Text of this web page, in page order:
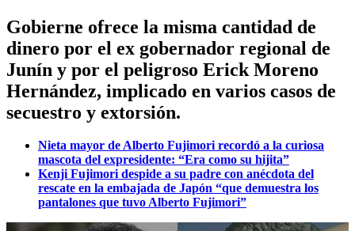
Gobierne ofrece la misma cantidad de
dinero por el ex gobernador regional de
Junín y por el peligroso Erick Moreno
Hernández, implicado en varios casos de
secuestro y extorsión.
Nieta mayor de Alberto Fujimori recordó a la curiosa
mascota del expresidente: “Era como su hijita”
Kenji Fujimori despide a su padre con anécdota del
rescate en la embajada de Japón “que demuestra los
pantalones que tuvo Alberto Fujimori”